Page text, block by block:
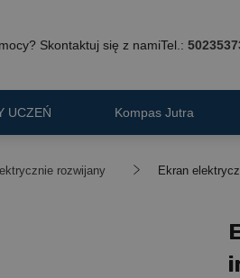
Skontaktuj się z namiTel.:
UCZEŃ Kompas Jutra
rozwijany Ekran